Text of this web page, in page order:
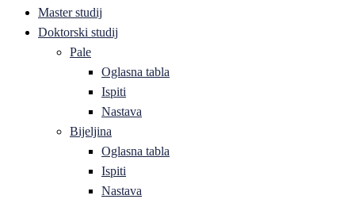
Master studij
Doktorski studij
Pale
Oglasna tabla
Ispiti
Nastava
Bijeljina
Oglasna tabla
Ispiti
Nastava